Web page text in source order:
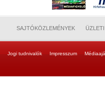
SAJTÓKÖZLEMÉNYEK
Jogi tudnivalók Impresszum